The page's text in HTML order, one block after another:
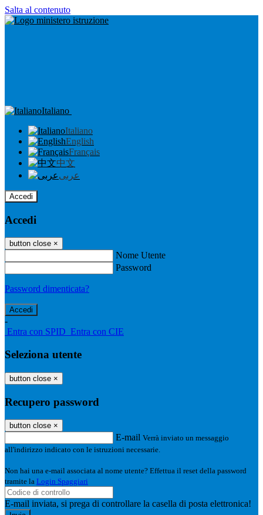
Salta al contenuto
Italiano
Italiano
English
Français
中文
عربى
Accedi
Accedi
button close ×
Nome Utente
Password
Password dimenticata?
-
Entra con SPID Entra con CIE
Seleziona utente
button close ×
Recupero password
button close ×
E-mail Verrà inviato un messaggio
all'indirizzo indicato con le istruzioni necessarie.
Non hai una e-mail associata al nome utente? Effettua il reset della password
tramite la Login Spaggiari
E-mail inviata, si prega di controllare la casella di posta elettronica!